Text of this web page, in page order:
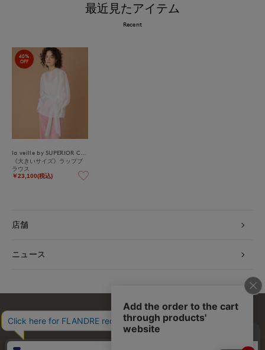
最近見たアイテム
Recent
40%
OFF
《大きいサイズ》ラップブ
ラウス
￥23,100(税込)
店舗
ニュース